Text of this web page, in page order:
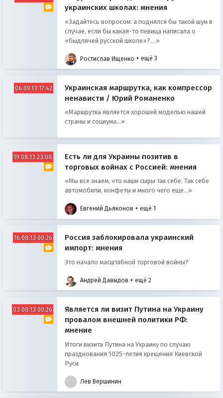
украинских школах: мнения
«Задайтесь вопросом: а поднялся бы такой шум в
случае, если бы какая-то певица написала о
«быдлячей русской школе»?…»
Ростислав Ищенко + ещё 3
06.09.13 17:42
Украинская маршрутка, как компрессор
ненависти / Юрий Романенко
«Маршрутка является хорошей моделью нашей
страны и социума...»
19.08.13 23:08
Есть ли для Украины позитив в
торговых войнах с Россией: мнения
«Мы все знаем, что наши сыры так себе. Так себе
автомобили, конфеты и много чего еще...»
Евгений Дьяконов + ещё 1
16.08.13 00:26
Россия заблокировала украинский
импорт: мнения
Это начало масштабной торговой войны?
Андрей Давыдов + ещё 2
03.08.13 00:26
Является ли визит Путина на Украину
провалом внешней политики РФ:
мнение
Итоги визита Путина на Украину по случаю
празднования 1025-летия крещения Киевской
Руси
Лев Вершинин